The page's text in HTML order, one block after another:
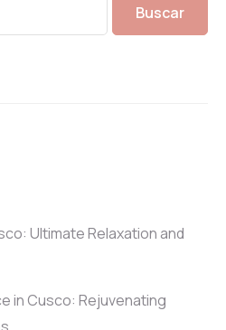
Buscar
Ultimate Relaxation and
in Cusco: Rejuvenating